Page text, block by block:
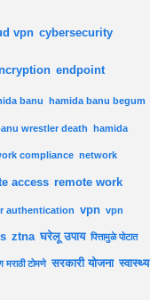
vpn cybersecurity
endpoint
banu hamida banu begum
wrestler death hamida
compliance network
access remote work
authentication vpn vpn
ztna घरेलू उपाय पित्तामुळे पोटात
मराठी टोमणे सरकारी योजना स्वास्थ्य